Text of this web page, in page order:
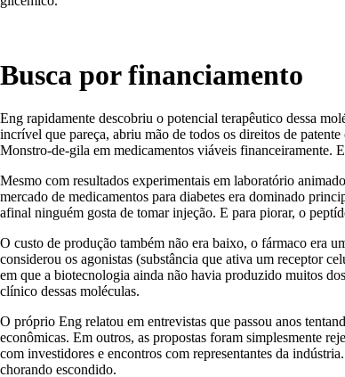
Busca por financiamento
Eng rapidamente descobriu o potencial terapêutico dessa
incrível que pareça, abriu mão de todos os direitos de
Monstro-de-gila em medicamentos viáveis financeiramente.
Mesmo com resultados experimentais em laboratório
mercado de medicamentos para diabetes era dominado
afinal ninguém gosta de tomar injeção. E para piorar, o
O custo de produção também não era baixo, o fármaco era
considerou os agonistas (substância que ativa um receptor
em que a biotecnologia ainda não havia produzido muitos
clínico dessas moléculas.
O próprio Eng relatou em entrevistas que passou anos
econômicas. Em outros, as propostas foram simplesmente
com investidores e encontros com representantes da
chorando escondido.